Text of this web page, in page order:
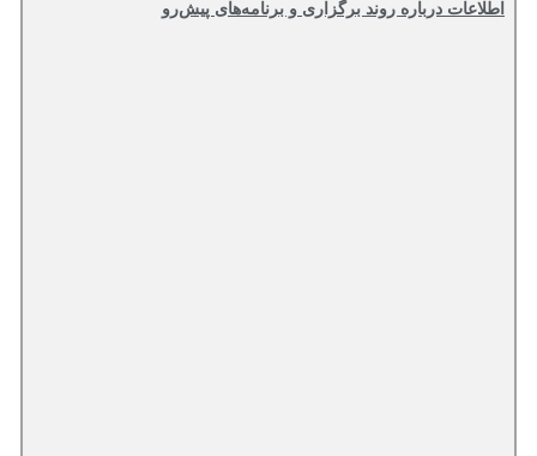
اطلاعات درباره روند برگزاری و برنامه‌های پیش‌رو